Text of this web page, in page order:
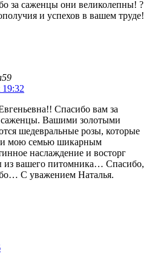
за саженцы они великолепны! ?
и успехов в вашем труде!
19:32
Спасибо вам за
саженцы. Вашими золотыми
шедевральные розы, которые
и мою семью шикарным
наслаждение и восторг
из вашего питомника… Спасибо,
С уважением Наталья.